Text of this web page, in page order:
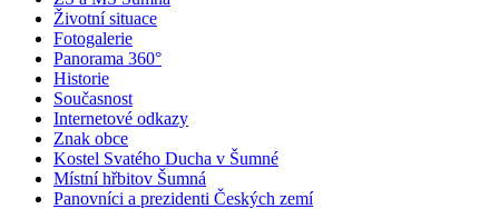
Životní situace
Fotogalerie
Panorama 360°
Historie
Současnost
Internetové odkazy
Znak obce
Kostel Svatého Ducha v Šumné
Místní hřbitov Šumná
Panovníci a prezidenti Českých zemí